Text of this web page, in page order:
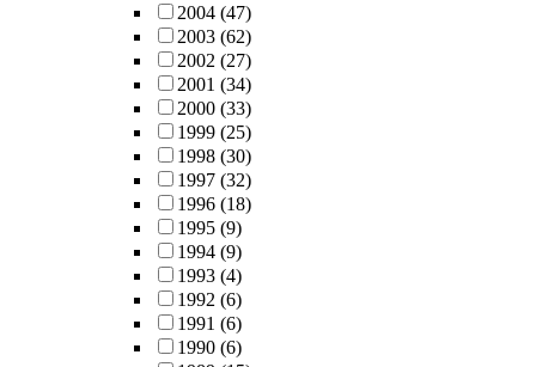
2004 (47)
2003 (62)
2002 (27)
2001 (34)
2000 (33)
1999 (25)
1998 (30)
1997 (32)
1996 (18)
1995 (9)
1994 (9)
1993 (4)
1992 (6)
1991 (6)
1990 (6)